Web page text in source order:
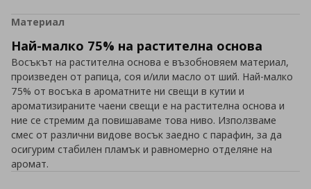
Материал
Най-малко 75% на растителна основа
Восъкът на растителна основа е възобновяем материал,
произведен от рапица, соя и/или масло от ший. Най-малко
75% от восъка в ароматните ни свещи в кутии и
ароматизираните чаени свещи е на растителна основа и
ние се стремим да повишаваме това ниво. Използваме
смес от различни видове восък заедно с парафин, за да
осигурим стабилен пламък и равномерно отделяне на
аромат.